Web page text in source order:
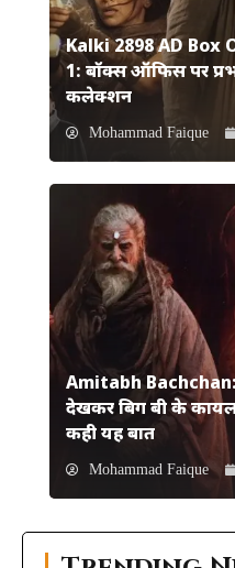
Kalki 2898 AD
1: बॉक्स ऑफिस पर
कलेक्शन
Mohammad Faique
Amitabh Bachchan:
देखकर बिग बी के कायल
कही यह बात
Mohammad Faique